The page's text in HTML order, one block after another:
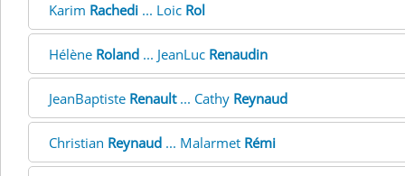
Karim Rachedi ... Loic Rol
Hélène Roland ... JeanLuc Renaudin
JeanBaptiste Renault... Cathy Reynaud
Christian Reynaud ... Malarmet Rémi